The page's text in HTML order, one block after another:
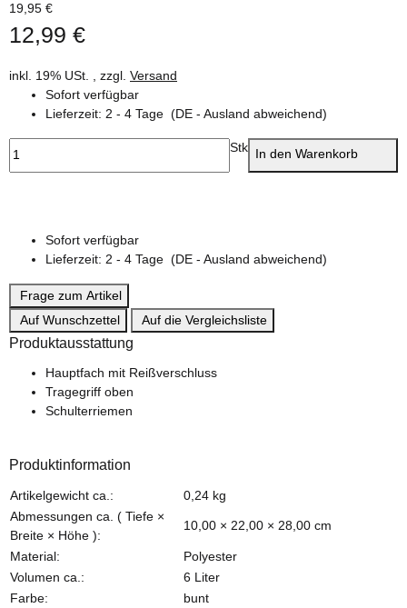
19,95 €
12,99 €
inkl. 19% USt. , zzgl. Versand
Sofort verfügbar
Lieferzeit: 2 - 4 Tage (DE - Ausland abweichend)
Stk In den Warenkorb
Sofort verfügbar
Lieferzeit: 2 - 4 Tage (DE - Ausland abweichend)
Frage zum Artikel
Auf Wunschzettel
Auf die Vergleichsliste
Produktausstattung
Hauptfach mit Reißverschluss
Tragegriff oben
Schulterriemen
Produktinformation
Produkteigenschaft
Wert
Artikelgewicht ca.: 0,24 kg
Abmessungen ca. ( Tiefe ×
Breite × Höhe ):
10,00 × 22,00 × 28,00 cm
Material:
Polyester
Volumen ca.:
6 Liter
Farbe:
bunt